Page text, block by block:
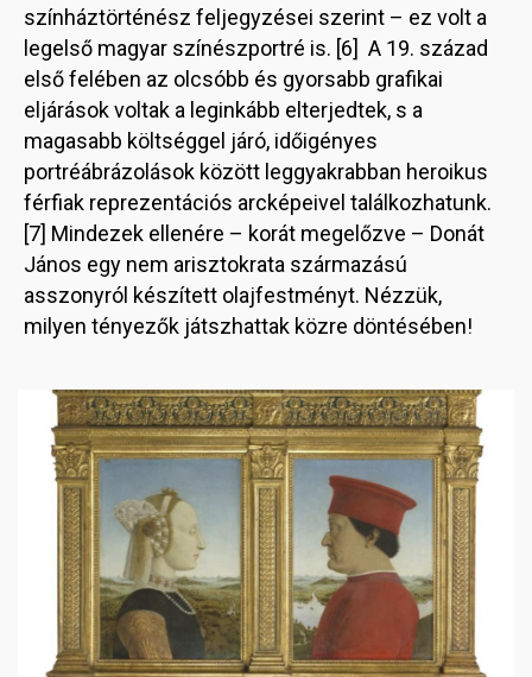
színháztörténész feljegyzései szerint – ez volt a
legelső magyar színészportré is. [6] A 19. század
első felében az olcsóbb és gyorsabb grafikai
eljárások voltak a leginkább elterjedtek, s a
magasabb költséggel járó, időigényes
portréábrázolások között leggyakrabban heroikus
férfiak reprezentációs arcképeivel találkozhatunk.
[7] Mindezek ellenére – korát megelőzve – Donát
János egy nem arisztokrata származású
asszonyról készített olajfestményt. Nézzük,
milyen tényezők játszhattak közre döntésében!
Image